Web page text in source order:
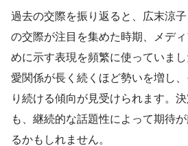
過去の交際を振り返ると、広末涼
の交際が注目を集めた時期、メデ
めに示す表現を頻繁に使っていま
愛関係が長く続くほど勢いを増し
り続ける傾向が見受けられます。
も、継続的な話題性によって期待
るかもしれません。